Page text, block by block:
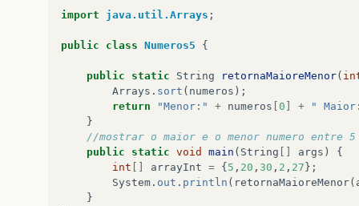
import java.util.Arrays ;
public class Numeros5 {
public static String retornaMaioreMenor(
Arrays . sort ( numeros );
return
"Menor:" + numeros 0 +
"
}
//mostrar o maior e o menor numero entre 5
public
static void main ( String args )
{
int
arrayInt = { 5 , 20 , 30 , 2 , 27 };
System . out . println ( retornaMaioreMenor(
}